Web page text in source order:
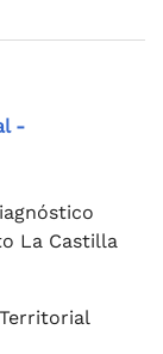
-
La Castilla